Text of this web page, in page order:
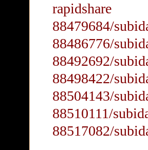
rapidshare
88479684/
88486776/
88492692/
88498422/
88504143/
88510111/
88517082/